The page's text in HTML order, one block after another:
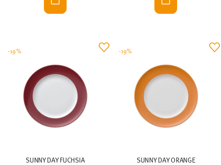
SUNNY DAY FUCHSIA
-19%
SUNNY DAY ORANGE
-19%